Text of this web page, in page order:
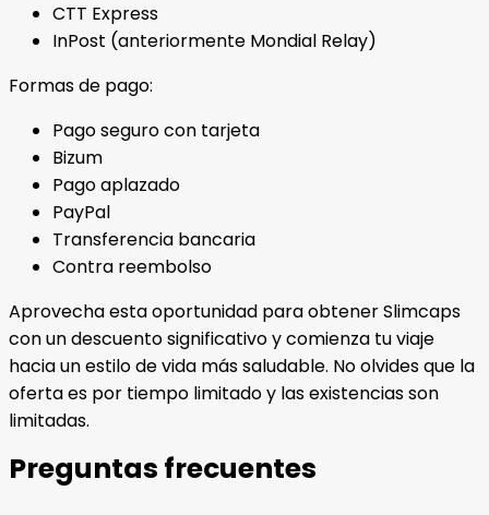
CTT Express
InPost (anteriormente Mondial Relay)
Formas de pago:
Pago seguro con tarjeta
Bizum
Pago aplazado
PayPal
Transferencia bancaria
Contra reembolso
Aprovecha esta oportunidad para obtener Slimcaps
con un descuento significativo y comienza tu viaje
hacia un estilo de vida más saludable. No olvides que la
oferta es por tiempo limitado y las existencias son
limitadas.
Preguntas frecuentes